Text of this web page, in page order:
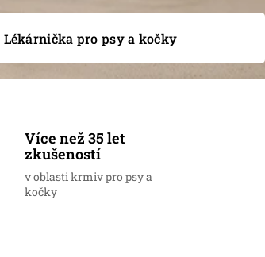
Lékárnička pro psy a kočky
Více než 35 let
zkušeností
v oblasti krmiv pro psy a
kočky